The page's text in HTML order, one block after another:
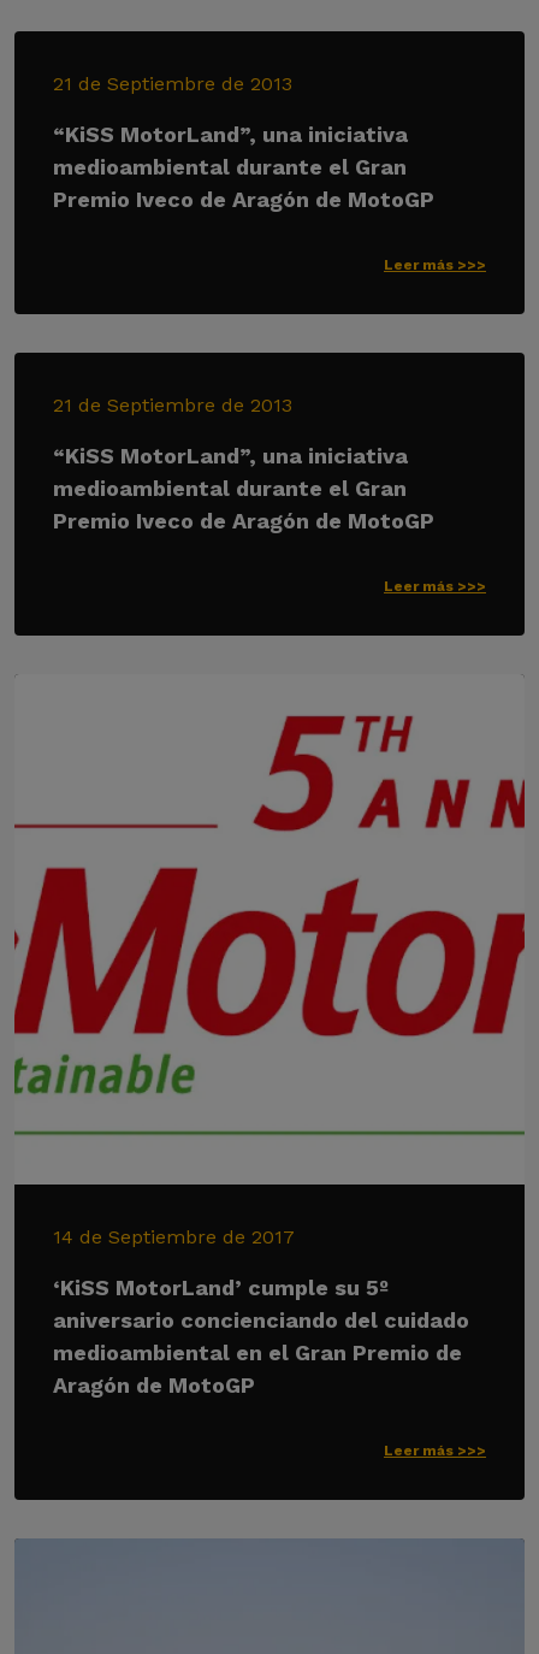
21 de Septiembre de 2013
“KiSS MotorLand”, una iniciativa
medioambiental durante el Gran
Premio Iveco de Aragón de MotoGP
Leer más >>>
21 de Septiembre de 2013
“KiSS MotorLand”, una iniciativa
medioambiental durante el Gran
Premio Iveco de Aragón de MotoGP
Leer más >>>
14 de Septiembre de 2017
‘KiSS MotorLand’ cumple su 5º
aniversario concienciando del cuidado
medioambiental en el Gran Premio de
Aragón de MotoGP
Leer más >>>